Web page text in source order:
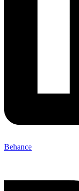
Behance